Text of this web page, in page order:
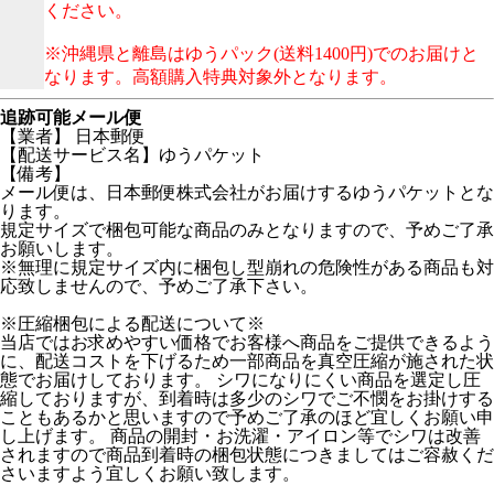
ください。
※沖縄県と離島はゆうパック(送料1400円)でのお届けと
なります。高額購入特典対象外となります。
追跡可能メール便
【業者】 日本郵便
【配送サービス名】ゆうパケット
【備考】
メール便は、日本郵便株式会社がお届けするゆうパケットとな
ります。
規定サイズで梱包可能な商品のみとなりますので、予めご了承
お願いします。
※無理に規定サイズ内に梱包し型崩れの危険性がある商品も対
応致しませんので、予めご了承下さい。
※圧縮梱包による配送について※
当店ではお求めやすい価格でお客様へ商品をご提供できるよう
に、配送コストを下げるため一部商品を真空圧縮が施された状
態でお届けしております。 シワになりにくい商品を選定し圧
縮しておりますが、到着時は多少のシワでご不憫をお掛けする
こともあるかと思いますので予めご了承のほど宜しくお願い申
し上げます。 商品の開封・お洗濯・アイロン等でシワは改善
されますので商品到着時の梱包状態につきましてはご容赦くだ
さいますよう宜しくお願い致します。